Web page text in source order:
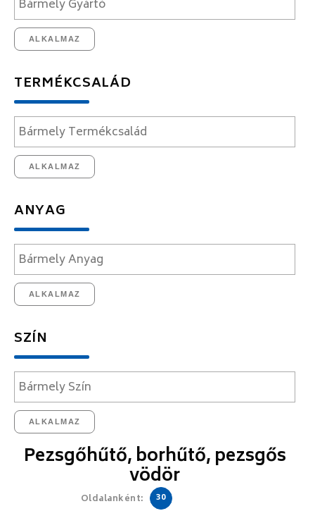
ALKALMAZ
TERMÉKCSALÁD
ALKALMAZ
ANYAG
ALKALMAZ
SZÍN
ALKALMAZ
Pezsgőhűtő, borhűtő, pezsgős
vödör
Oldalanként: 30